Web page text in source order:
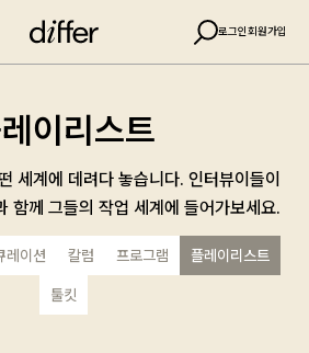
로그인회원가입
이리스트
세계에 데려다 놓습니다. 인터뷰이들이
함께 그들의 작업 세계에 들어가보세요.
레이션 칼럼 프로그램 플레이리스트
툴킷